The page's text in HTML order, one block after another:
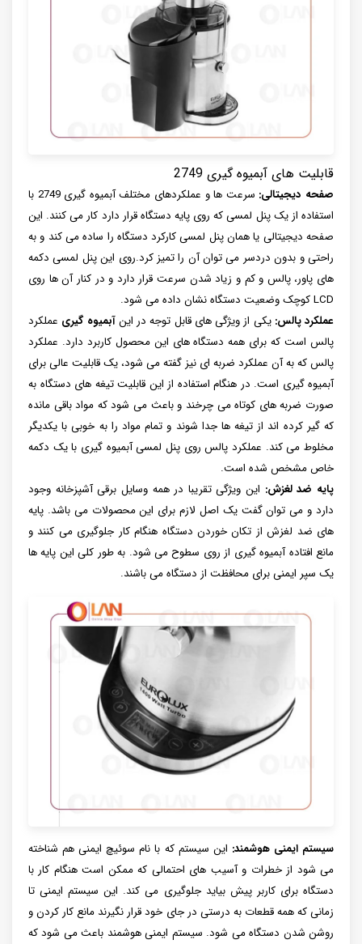
قابلیت های آبمیوه گیری 2749
صفحه دیجیتالی:
سرعت ها و عملکردهای مختلف آبمیوه گیری 2749 با
استفاده از یک پنل لمسی که روی پایه دستگاه قرار دارد کار می کنند. این
صفحه دیجیتالی یا همان پنل لمسی کارکرد دستگاه را ساده می کند و به
راحتی و بدون دردسر می توان آن را تمیز کرد.روی این پنل لمسی دکمه
های پاور، پالس و کم و زیاد شدن سرعت قرار دارد و در کنار آن ها روی
LCD کوچک وضعیت دستگاه نشان داده می شود.
عملکرد پالس: یکی از ویژگی های قابل توجه در اینآبمیوه گیری عملکرد
پالس است که برای همه دستگاه های این محصول کاربرد دارد. عملکرد
پالس که به آن عملکرد ضربه ای نیز گفته می شود، یک قابلیت عالی برای
آبمیوه گیری است. در هنگام استفاده از این قابلیت تیغه های دستگاه به
صورت ضربه های کوتاه می چرخند و باعث می شود که مواد باقی مانده
که گیر کرده اند از تیغه ها جدا شوند و تمام مواد را به خوبی با یکدیگر
مخلوط می کند. عملکرد پالس روی پنل لمسی آبمیوه گیری با یک دکمه
خاص مشخص شده است.
پایه ضد لغزش: این ویژگی تقریبا در همه وسایل برقی آشپزخانه وجود
دارد و می توان گفت یک اصل لازم برای این محصولات می باشد. پایه
های ضد لغزش از تکان خوردن دستگاه هنگام کار جلوگیری می کنند و
مانع افتاده آبمیوه گیری از روی سطوح می شود. به طور کلی این پایه ها
یک سپر ایمنی برای محافظت از دستگاه می باشند.
سیستم ایمنی هوشمند: این سیستم که با نام سوئیچ ایمنی هم شناخته
می شود از خطرات و آسیب های احتمالی که ممکن است هنگام کار با
دستگاه برای کاربر پیش بیاید جلوگیری می کند. این سیستم ایمنی تا
زمانی که همه قطعات به درستی در جای خود قرار نگیرند مانع کار کردن و
روشن شدن دستگاه می شود. سیستم ایمنی هوشمند باعث می شود که